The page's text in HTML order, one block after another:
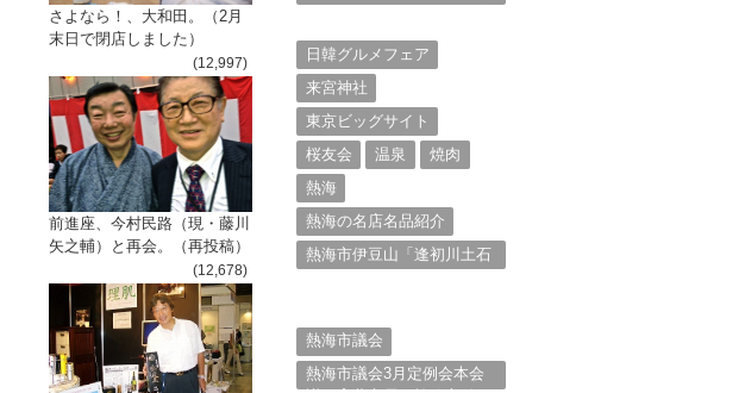
さよなら！、大和田。（2月
末日で閉店しました）
(12,997)
前進座、今村民路（現・藤川
矢之輔）と再会。（再投稿）
(12,678)
日韓グルメフェア
来宮神社
東京ビッグサイト
桜友会
温泉
焼肉
熱海
熱海の名店名品紹介
熱海市伊豆山「逢初川土石
熱海市議会
熱海市議会3月定例会本会